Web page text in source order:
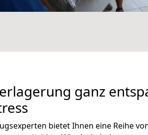
ganz
bietet Ihnen eine Reihe